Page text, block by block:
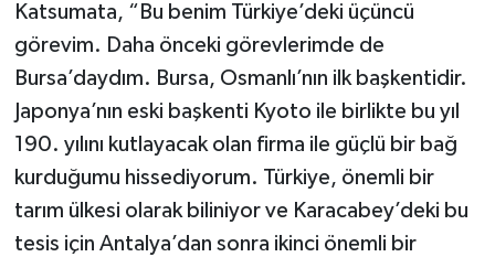
Katsumata, “Bu benim Türkiye’deki üçüncü
görevim. Daha önceki görevlerimde de
Bursa’daydım. Bursa, Osmanlı’nın ilk başkentidir.
Japonya’nın eski başkenti Kyoto ile birlikte bu yıl
190. yılını kutlayacak olan firma ile güçlü bir bağ
kurduğumu hissediyorum. Türkiye, önemli bir
tarım ülkesi olarak biliniyor ve Karacabey’deki bu
tesis için Antalya’dan sonra ikinci önemli bir